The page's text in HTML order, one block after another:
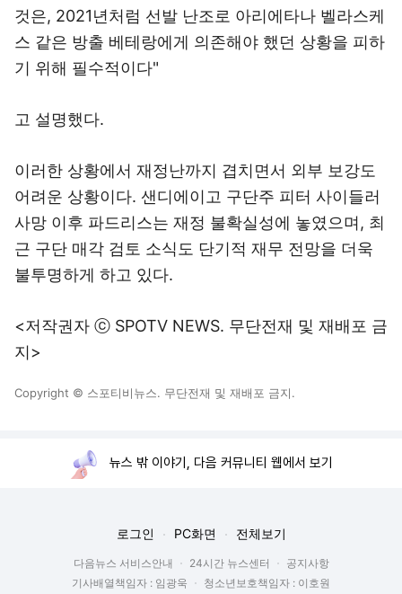
것은, 2021년처럼 선발 난조로 아리에타나 벨라스케
스 같은 방출 베테랑에게 의존해야 했던 상황을 피하
기 위해 필수적이다"
고 설명했다.
이러한 상황에서 재정난까지 겹치면서 외부 보강도
어려운 상황이다. 샌디에이고 구단주 피터 사이들러
사망 이후 파드리스는 재정 불확실성에 놓였으며, 최
근 구단 매각 검토 소식도 단기적 재무 전망을 더욱
불투명하게 하고 있다.
<저작권자 ⓒ SPOTV NEWS. 무단전재 및 재배포 금
지>
Copyright © 스포티비뉴스. 무단전재 및 재배포 금지.
뉴스 밖 이야기, 다음 커뮤니티 웹에서 보기
로그인 PC화면 전체보기
다음뉴스 서비스안내 24시간 뉴스센터
공지사항
기사배열책임자 : 임광욱
청소년보호책임자 : 이호원